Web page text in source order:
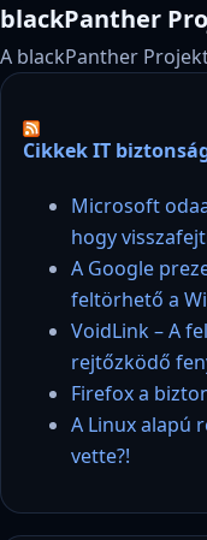
blackPanther
A blackPanther
Cikkek IT
Microsoft
hogy
A Google
feltörhető a
VoidLink – A
rejtőzködő
Firefox a
A Linux alapú
vette?!